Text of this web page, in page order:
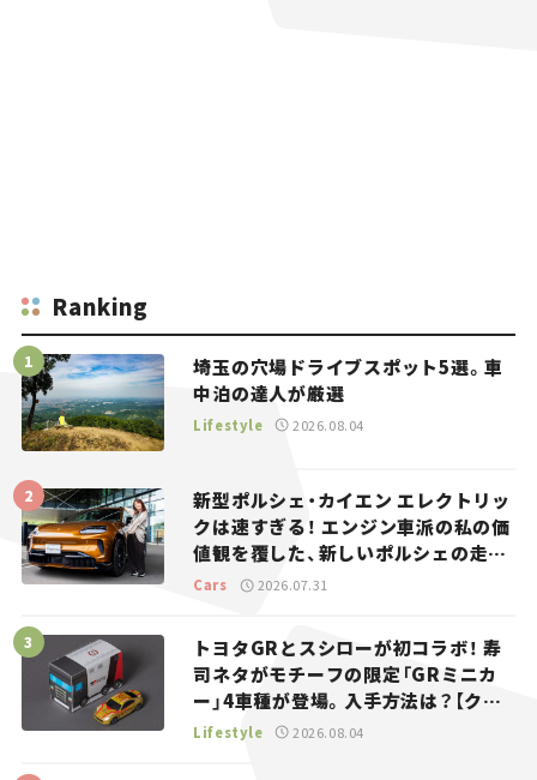
Ranking
埼玉の穴場ドライブスポット5選。車
中泊の達人が厳選
Lifestyle 2026.08.04
新型ポルシェ・カイエン エレクトリッ
クは速すぎる！ エンジン車派の私の価
値観を覆した、新しいポルシェの走
り。
Cars 2026.07.31
トヨタGRとスシローが初コラボ！ 寿
司ネタがモチーフの限定「GRミニカ
ー」4車種が登場。入手方法は？【クル
マとホビー】
Lifestyle 2026.08.04